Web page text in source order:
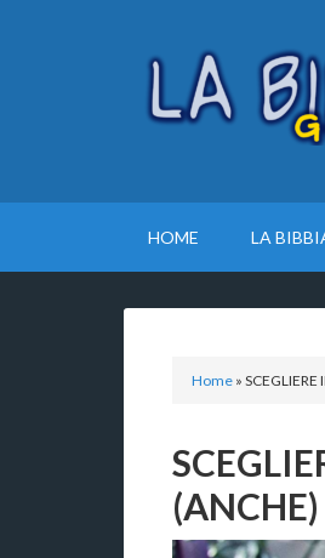
HOME LA
Home » SCEGLIERE